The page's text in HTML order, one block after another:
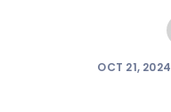
OCT 21, 2024